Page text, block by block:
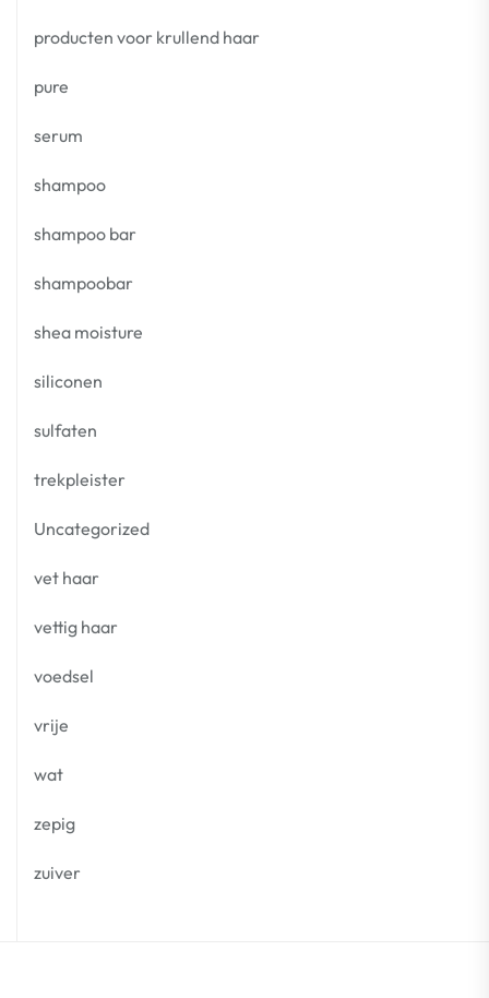
producten voor krullend haar
pure
serum
shampoo
shampoo bar
shampoobar
shea moisture
siliconen
sulfaten
trekpleister
Uncategorized
vet haar
vettig haar
voedsel
vrije
wat
zepig
zuiver